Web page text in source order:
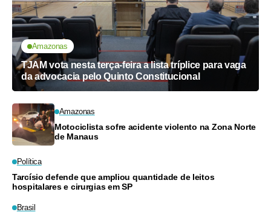
Amazonas
TJAM vota nesta terça-feira a lista tríplice para vaga
da advocacia pelo Quinto Constitucional
Amazonas
Motociclista sofre acidente violento na Zona Norte
de Manaus
Política
Tarcísio defende que ampliou quantidade de leitos
hospitalares e cirurgias em SP
Brasil